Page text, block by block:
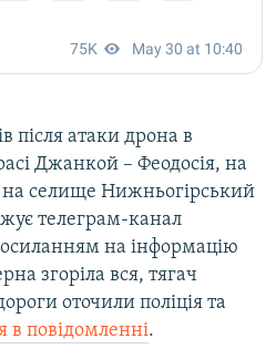
після атаки дрона в
Джанкой – Феодосія, на
на селище Нижньогірський
телеграм-канал
на інформацію
згоріла вся, тягач
оточили поліція та
в повідомленні.